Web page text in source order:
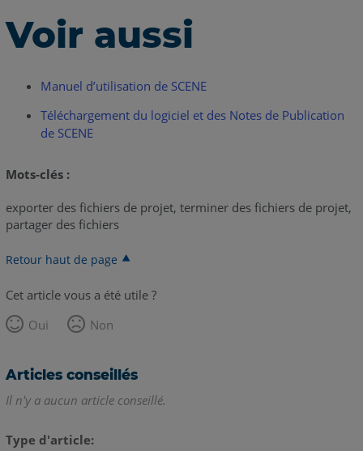
Voir aussi
Manuel d’utilisation de SCENE
Téléchargement du logiciel et des Notes de Publication
de SCENE
Mots-clés :
exporter des fichiers de projet, terminer des fichiers de projet,
partager des fichiers
Retour haut de page
Cet article vous a été utile ?
Oui
Non
Articles conseillés
Il n'y a aucun article conseillé.
Type d'article